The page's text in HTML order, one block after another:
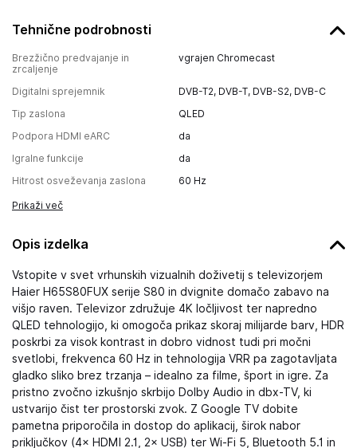
Tehnične podrobnosti
Brezžično predvajanje in
zrcaljenje
vgrajen Chromecast
Digitalni sprejemnik
DVB-T2, DVB-T, DVB-S2, DVB-C
Tip zaslona
QLED
Podpora HDMI eARC
da
Igralne funkcije
da
Hitrost osveževanja zaslona
60 Hz
Prikaži več
Opis izdelka
Vstopite v svet vrhunskih vizualnih doživetij s televizorjem
Haier H65S80FUX serije S80 in dvignite domačo zabavo na
višjo raven. Televizor združuje 4K ločljivost ter napredno
QLED tehnologijo, ki omogoča prikaz skoraj milijarde barv, HDR
poskrbi za visok kontrast in dobro vidnost tudi pri močni
svetlobi, frekvenca 60 Hz in tehnologija VRR pa zagotavljata
gladko sliko brez trzanja – idealno za filme, šport in igre. Za
pristno zvočno izkušnjo skrbijo Dolby Audio in dbx-TV, ki
ustvarijo čist ter prostorski zvok. Z Google TV dobite
pametna priporočila in dostop do aplikacij, širok nabor
priključkov (4× HDMI 2.1, 2× USB) ter Wi-Fi 5, Bluetooth 5.1 in